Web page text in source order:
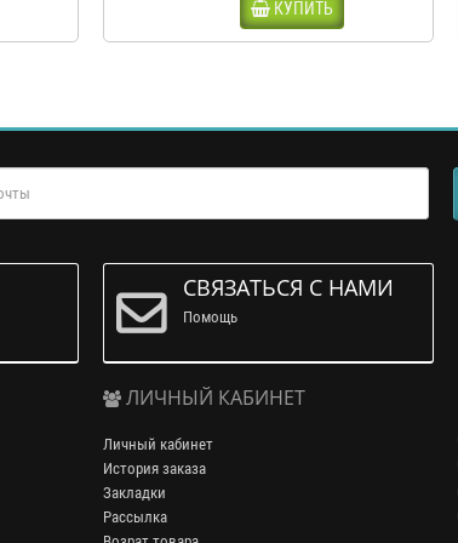
КУПИТЬ
СВЯЗАТЬСЯ С НАМИ
Помощь
ЛИЧНЫЙ КАБИНЕТ
Личный кабинет
История заказа
Закладки
Рассылка